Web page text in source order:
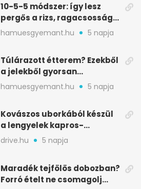
10-5-5 módszer: így lesz
pergős a rizs, ragacsosság
nélkül
hamuesgyemant.hu 5 napja
Túlárazott étterem? Ezekből
a jelekből gyorsan
észreveheted
hamuesgyemant.hu 5 napja
Kovászos uborkából készül
a lengyelek kapros-
savanykás levese
drive.hu 5 napja
Maradék tejfölös dobozban?
Forró ételt ne csomagolj